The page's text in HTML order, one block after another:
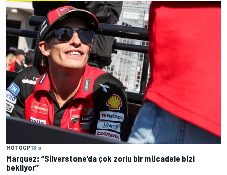
MOTOGP13 s
Marquez: “Silverstone’da çok zorlu bir mücadele bizi
bekliyor”